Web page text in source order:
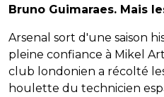
Bruno Guimaraes. Mais
Arsenal sort d'une saison
pleine confiance à Mikel
club londonien a récolté
houlette du technicien